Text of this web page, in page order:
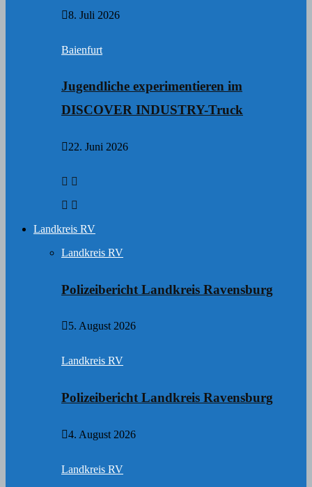
8. Juli 2026
Baienfurt
Jugendliche experimentieren im
DISCOVER INDUSTRY-Truck
22. Juni 2026
Landkreis RV
Landkreis RV
Polizeibericht Landkreis Ravensburg
5. August 2026
Landkreis RV
Polizeibericht Landkreis Ravensburg
4. August 2026
Landkreis RV